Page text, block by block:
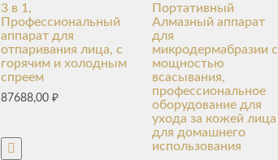
3 в 1,
Профессиональный
аппарат для
отпаривания лица, с
горячим и холодным
спреем
87688,00₽
Портативный
Алмазный аппарат
для
микродермабразии с
мощностью
всасывания,
профессиональное
оборудование для
ухода за кожей лица
для домашнего
использования